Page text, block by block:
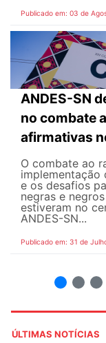
Publicado em: 03 de
ANDES-SN
no combate
afirmativas
O combate ao
implementação
e os desafios
negras e
estiveram no
ANDES-SN...
Publicado em: 31 de
ÚLTIMAS NOTÍCIAS